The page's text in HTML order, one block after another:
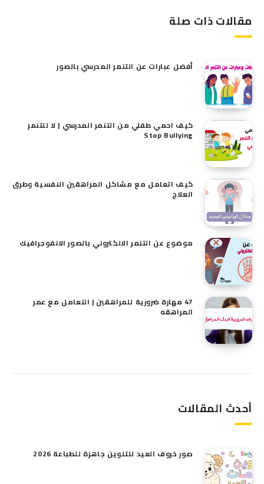
مقالات ذات صلة
أفضل عبارات عن التنمر المدرسي بالصور
كيف احمي طفلي من التنمر المدرسي | لا للتنمر
Stop Bullying
كيف اتعامل مع مشاكل المراهقين النفسية وطرق
العلاج
موضوع عن التنمر الالكتروني بالصور الانفوجرافيك
47 مهارة ضرورية للمراهقين | التعامل مع عمر
المراهقه
أحدث المقالات
صور خروف العيد للتلوين​ جاهزة للطباعة 2026